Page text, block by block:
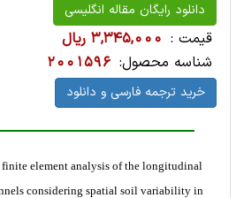
دانلود رایگان مقاله انگلیسی
قیمت : 3,345,000 ریال
شناسه محصول: 2001596
خرید ترجمه فارسی و دانلود
element analysis of the longitudinal
considering spatial soil variability in